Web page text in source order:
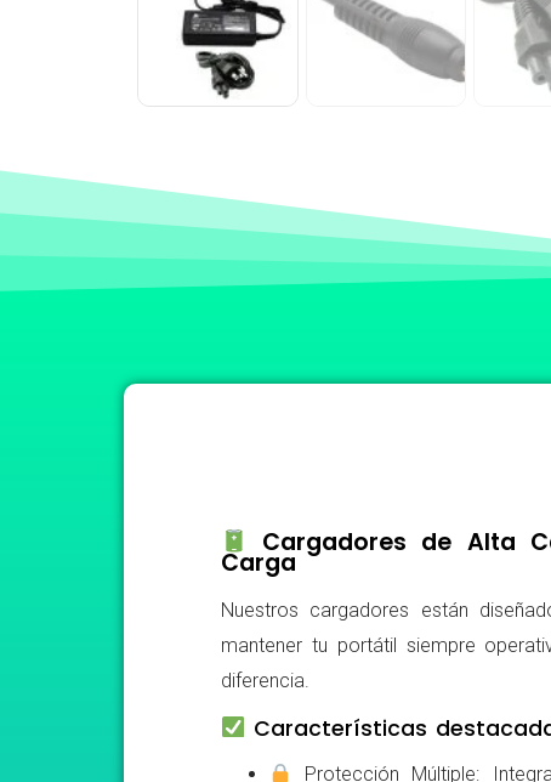
Cargadores de Alta
Carga
Nuestros cargadores están
mantener tu portátil siempre
diferencia.
Características
Protección Múltiple: